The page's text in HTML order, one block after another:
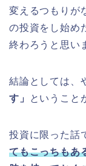
変えるつもりが
の投資をし始め
終わろうと思い
結論としては、
す」
ということ
投資に限った話
てもこっちもあ